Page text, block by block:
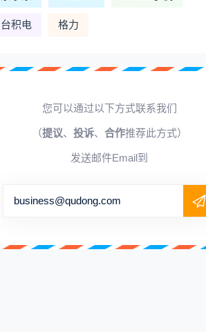
台积电 格力
您可以通过以下方式联系我们
（提议、 投诉、 合作推荐此方式）
发送邮件Email到
business@qudong.com